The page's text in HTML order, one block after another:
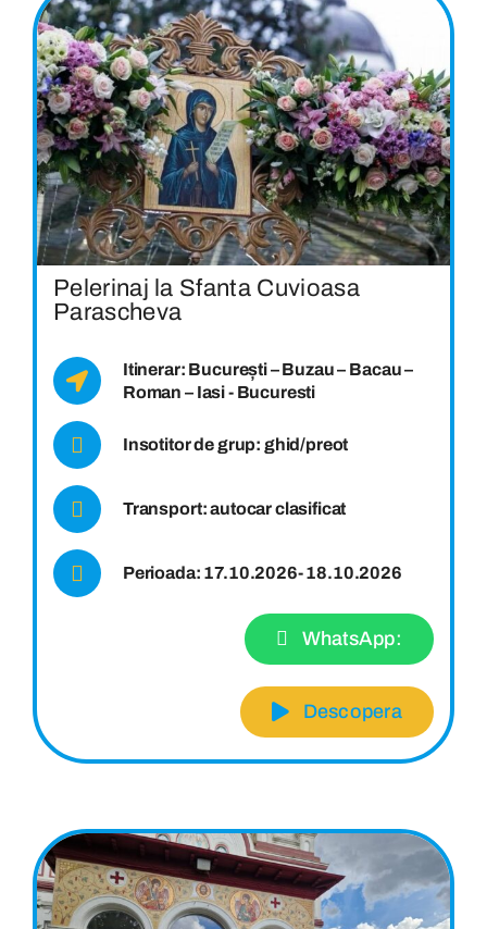
Pelerinaj la Sfanta Cuvioasa
Parascheva
Itinerar: București – Buzau – Bacau –
Roman – Iasi - Bucuresti
Insotitor de grup: ghid/preot
Transport: autocar clasificat
Perioada: 17.10.2026- 18.10.2026
WhatsApp:
Descopera